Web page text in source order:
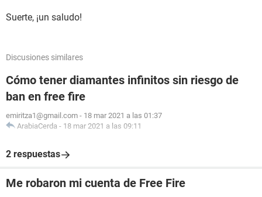
Suerte, ¡un saludo!
Discusiones similares
Cómo tener diamantes infinitos sin riesgo de
ban en free fire
emiritza1@gmail.com - 18 mar 2021 a las 01:37
ArabiaCerda - 18 mar 2021 a las 09:11
2 respuestas
Me robaron mi cuenta de Free Fire